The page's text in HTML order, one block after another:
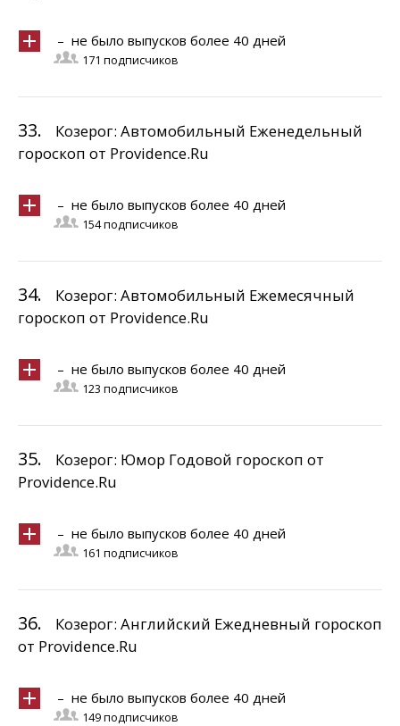
– не было выпусков более 40 дней
171 подписчиков
33.
Козерог: Автомобильный Еженедельный
гороскоп от Providence.Ru
– не было выпусков более 40 дней
154 подписчиков
34.
Козерог: Автомобильный Ежемесячный
гороскоп от Providence.Ru
– не было выпусков более 40 дней
123 подписчиков
35.
Козерог: Юмор Годовой гороскоп от
Providence.Ru
– не было выпусков более 40 дней
161 подписчиков
36.
Козерог: Английский Ежедневный гороскоп
от Providence.Ru
– не было выпусков более 40 дней
149 подписчиков